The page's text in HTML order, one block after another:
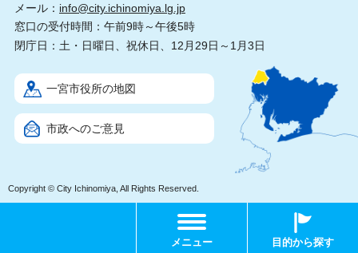
メニュー 目的から探す
メール： info@city.ichinomiya.lg.jp
窓口の受付時間：午前9時～午後5時
閉庁日：土・日曜日、祝休日、12月29日～1月3日
一宮市役所の地図
市政へのご意見
Copyright © City Ichinomiya, All Rights Reserved.